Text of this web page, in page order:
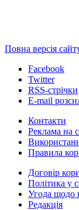
Повна версія
Facebook
Twitter
RSS-стрічки
E-mail
Контакти
Реклама на
Правила
Договір
Політика у
Угода щодо
Редакція